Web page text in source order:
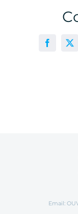
Facebook
X
Email: